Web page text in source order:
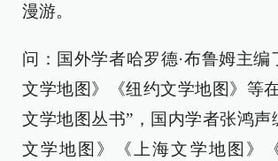
漫游。
问：国外学者哈罗德·布鲁姆主编
文学地图》《纽约文学地图》等
文学地图丛书”，国内学者张鸿声
文学地图》《上海文学地图》